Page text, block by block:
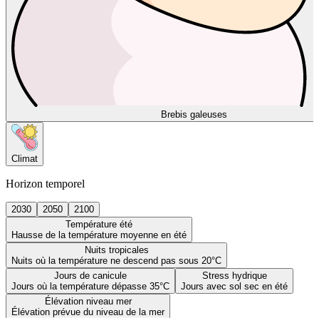
Brebis galeuses
Climat
Horizon temporel
2030 2050
2100
Température été
Hausse de la température moyenne en été
Nuits tropicales
Nuits où la température ne descend pas sous 20°C
Jours de canicule
Jours où la température dépasse 35°C
Stress hydrique
Jours avec sol sec en été
Élévation niveau mer
Élévation prévue du niveau de la mer